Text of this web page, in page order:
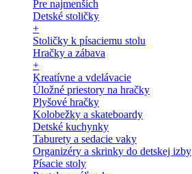
Pre najmenších
Detské stoličky
+
Stoličky k písaciemu stolu
Hračky a zábava
+
Kreatívne a vdelávacie
Úložné priestory na hračky
Plyšové hračky
Kolobežky a skateboardy
Detské kuchynky
Taburety a sedacie vaky
Organizéry a skrinky do detskej izby
Písacie stoly